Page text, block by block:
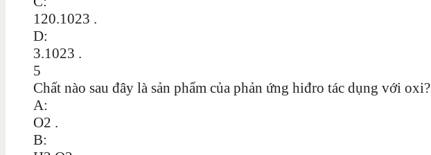
120.1023 .
D:
3.1023 .
5
Chất nào sau đây là sản phẩm của phản ứng hiđro tác dụng với oxi?
A:
O2 .
B: